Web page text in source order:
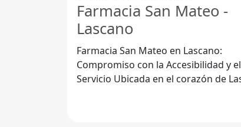
Farmacia San Mateo -
Lascano
Farmacia San Mateo en Lascano:
Compromiso con la Accesibilidad y el
Servicio Ubicada en el corazón de Lascano,